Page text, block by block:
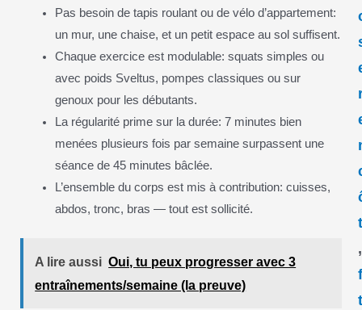
Pas besoin de tapis roulant ou de vélo d’appartement:
un mur, une chaise, et un petit espace au sol suffisent.
Chaque exercice est modulable: squats simples ou
avec poids Sveltus, pompes classiques ou sur
genoux pour les débutants.
La régularité prime sur la durée: 7 minutes bien
menées plusieurs fois par semaine surpassent une
séance de 45 minutes bâclée.
L’ensemble du corps est mis à contribution: cuisses,
abdos, tronc, bras — tout est sollicité.
A lire aussi Oui, tu peux progresser avec 3
entraînements/semaine (la preuve)
,